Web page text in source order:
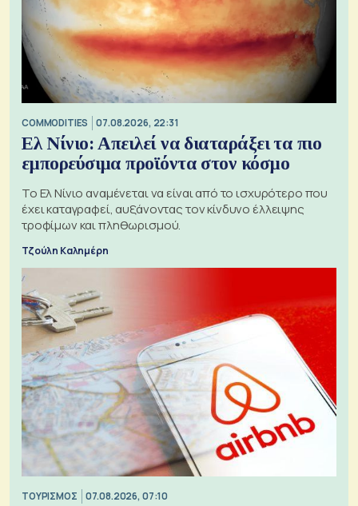
COMMODITIES 07.08.2026, 22:31
Ελ Νίνιο: Απειλεί να διαταράξει τα πιο
εμπορεύσιμα προϊόντα στον κόσμο
Το Ελ Νίνιο αναμένεται να είναι από το ισχυρότερο που
έχει καταγραφεί, αυξάνοντας τον κίνδυνο έλλειψης
τροφίμων και πληθωρισμού.
Τζούλη Καλημέρη
ΤΟΥΡΙΣΜΟΣ 07.08.2026, 07:10